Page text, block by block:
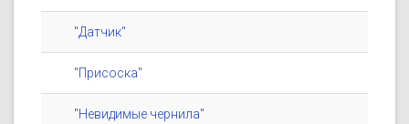
"Датчик"
"Присоска"
"Невидимые чернила"